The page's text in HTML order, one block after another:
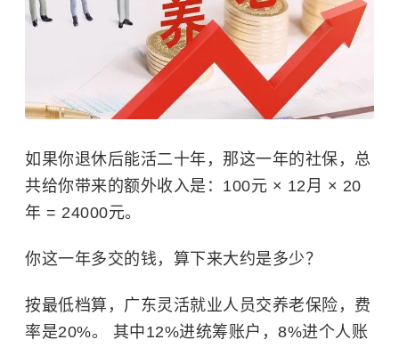
如果你退休后能活二十年，那这一年的社保，总
共给你带来的额外收入是：100元 × 12月 × 20
年 = 24000元。
你这一年多交的钱，算下来大约是多少？
按最低档算，广东灵活就业人员交养老保险，费
率是20%。 其中12%进统筹账户，8%进个人账